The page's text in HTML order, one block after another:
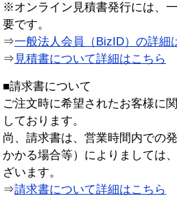
※オンライン見積書発行には、
要です。
⇒一般法人会員（BizID）の詳細
⇒ 見積書について詳細はこちら
■請求書について
ご注文時に希望されたお客様に
しております。
尚、請求書は、営業時間内での
かかる場合等）によりましては
ざいます。
⇒請求書について詳細はこちら